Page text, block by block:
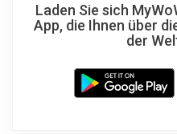
Laden Sie sich
App, die Ihnen über
der